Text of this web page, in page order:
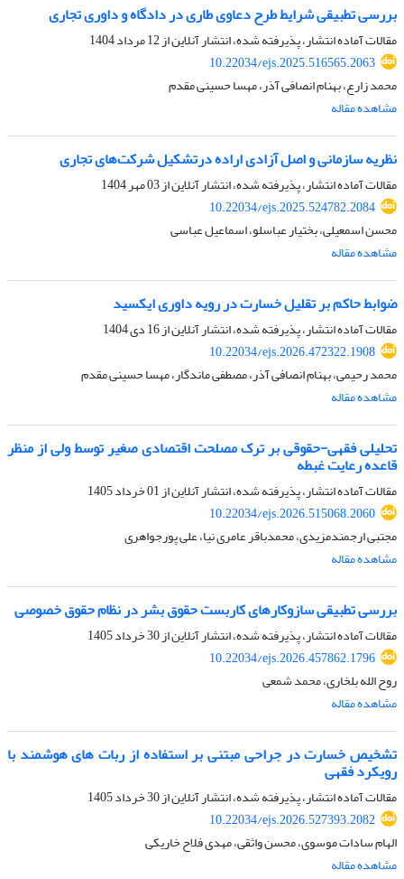
بررسی تطبیقی شرایط طرح دعاوی طاری در دادگاه و داوری تجاری
مقالات آماده انتشار، پذیرفته شده، انتشار آنلاین از12 مرداد 1404
10.22034/ejs.2025.516565.2063
محمد زارع، بهنام انصافی آذر، مهسا حسینی مقدم
مشاهده مقاله
نظریه سازمانی و اصل آزادی اراده درتشکیل شرکت‌های تجاری
مقالات آماده انتشار، پذیرفته شده، انتشار آنلاین از03 مهر 1404
10.22034/ejs.2025.524782.2084
محسن اسمعیلی، بختیار عباسلو، اسماعیل عباسی
مشاهده مقاله
ضوابط حاکم بر تقلیل خسارت در رویه داوری ایکسید
مقالات آماده انتشار، پذیرفته شده، انتشار آنلاین از16 دی 1404
10.22034/ejs.2026.472322.1908
محمد رحیمی، بهنام انصافی آذر، مصطفی ماندگار، مهسا حسینی مقدم
مشاهده مقاله
تحلیلی فقهی-حقوقی بر ترک مصلحت اقتصادی صغیر توسط ولی از منظر
قاعده رعایت غبطه
مقالات آماده انتشار، پذیرفته شده، انتشار آنلاین از01 خرداد 1405
10.22034/ejs.2026.515068.2060
مجتبی ارجمندمزیدی، محمدباقر عامری نیا، علی پورجواهری
مشاهده مقاله
بررسی تطبیقی سازوکارهای کاربست حقوق بشر در نظام حقوق خصوصی
مقالات آماده انتشار، پذیرفته شده، انتشار آنلاین از30 خرداد 1405
10.22034/ejs.2026.457862.1796
روح الله بلخاری، محمد شمعی
مشاهده مقاله
تشخیص خسارت در جراحی مبتنی بر استفاده از ربات های هوشمند با
رویکرد فقهی
مقالات آماده انتشار، پذیرفته شده، انتشار آنلاین از30 خرداد 1405
10.22034/ejs.2026.527393.2082
الهام سادات موسوی، محسن واثقی، مهدی فلاح خاریکی
مشاهده مقاله